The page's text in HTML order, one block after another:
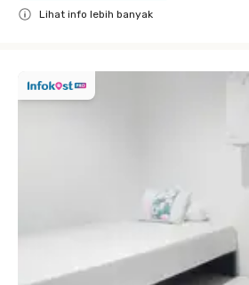
Lihat info lebih banyak